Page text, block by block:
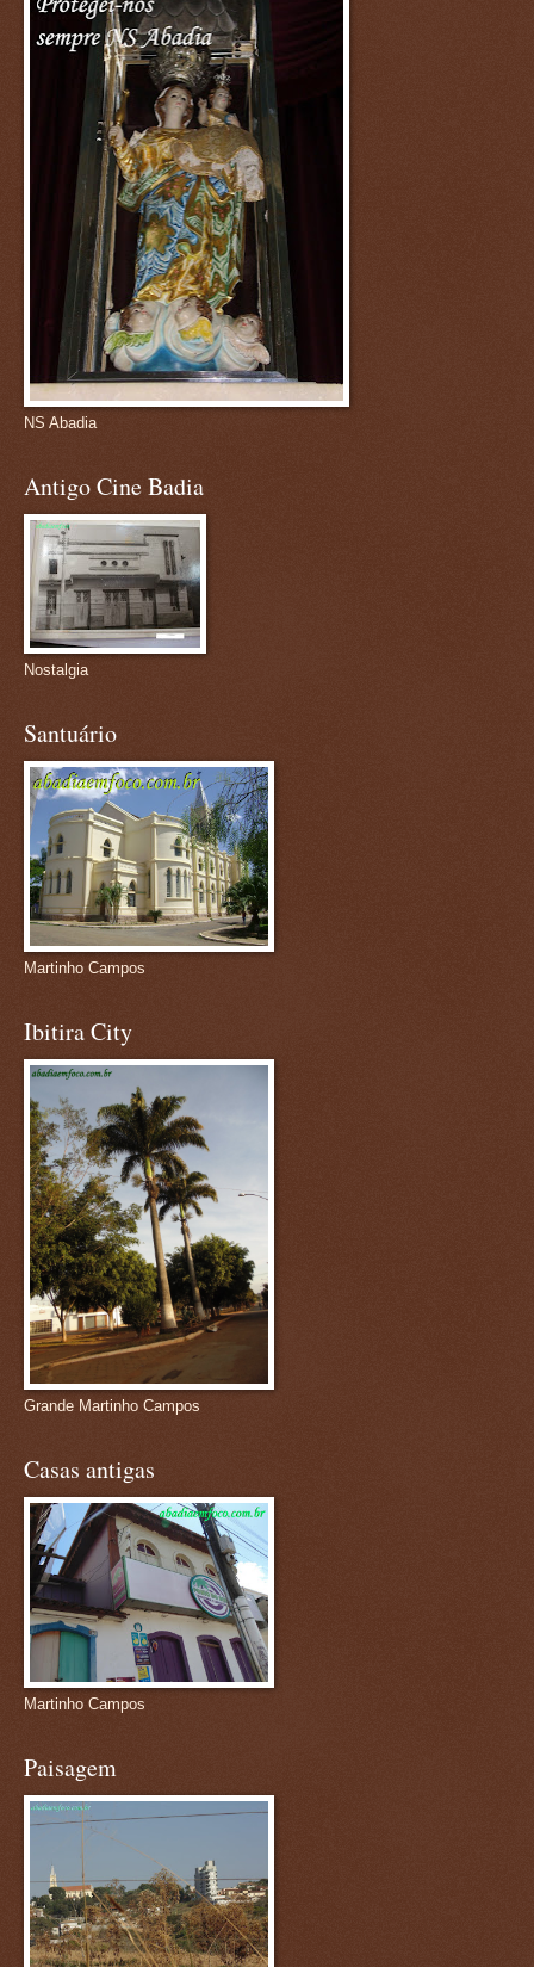
NS Abadia
Antigo Cine Badia
Nostalgia
Santuário
Martinho Campos
Ibitira City
Grande Martinho Campos
Casas antigas
Martinho Campos
Paisagem